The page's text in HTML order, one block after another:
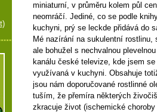
miniaturní, v průměru kolem půl
neomráčí. Jediné, co se podle
kuchyni, prý se leckde přidává do
Mé nazírání na sukulentní
ale bohužel s nechvalnou
kanálu české televize, kde jsem
využívaná v kuchyni. Obsahuje
jsou nám doporučované rostlinné
tuším, že přemíra některých
zkracuje život (ischemické